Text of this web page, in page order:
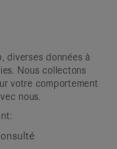
diverses données à
Nous collectons
votre comportement
nous.